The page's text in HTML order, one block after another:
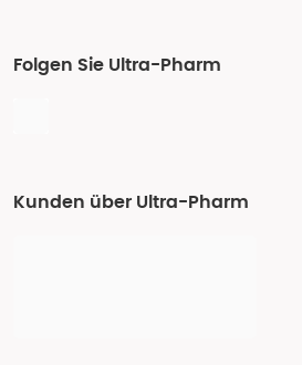
Folgen Sie Ultra-Pharm
Kunden über Ultra-Pharm